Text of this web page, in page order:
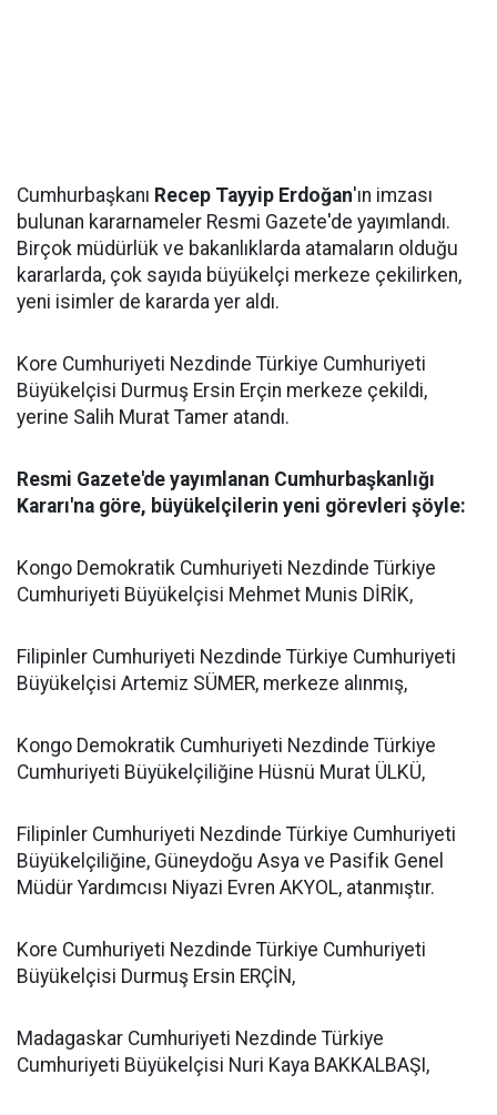
Cumhurbaşkanı Recep Tayyip Erdoğan'ın imzası
bulunan kararnameler Resmi Gazete'de yayımlandı.
Birçok müdürlük ve bakanlıklarda atamaların olduğu
kararlarda, çok sayıda büyükelçi merkeze çekilirken,
yeni isimler de kararda yer aldı.
Kore Cumhuriyeti Nezdinde Türkiye Cumhuriyeti
Büyükelçisi Durmuş Ersin Erçin merkeze çekildi,
yerine Salih Murat Tamer atandı.
Resmi Gazete'de yayımlanan Cumhurbaşkanlığı
Kararı'na göre, büyükelçilerin yeni görevleri şöyle:
Kongo Demokratik Cumhuriyeti Nezdinde Türkiye
Cumhuriyeti Büyükelçisi Mehmet Munis DİRİK,
Filipinler Cumhuriyeti Nezdinde Türkiye Cumhuriyeti
Büyükelçisi Artemiz SÜMER, merkeze alınmış,
Kongo Demokratik Cumhuriyeti Nezdinde Türkiye
Cumhuriyeti Büyükelçiliğine Hüsnü Murat ÜLKÜ,
Filipinler Cumhuriyeti Nezdinde Türkiye Cumhuriyeti
Büyükelçiliğine, Güneydoğu Asya ve Pasifik Genel
Müdür Yardımcısı Niyazi Evren AKYOL, atanmıştır.
Kore Cumhuriyeti Nezdinde Türkiye Cumhuriyeti
Büyükelçisi Durmuş Ersin ERÇİN,
Madagaskar Cumhuriyeti Nezdinde Türkiye
Cumhuriyeti Büyükelçisi Nuri Kaya BAKKALBAŞI,